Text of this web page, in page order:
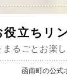
役立ちリ
まるごとお楽
函南町の公式